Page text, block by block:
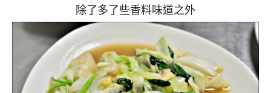
除了多了些香料味道之外